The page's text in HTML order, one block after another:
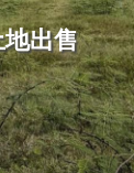
出售